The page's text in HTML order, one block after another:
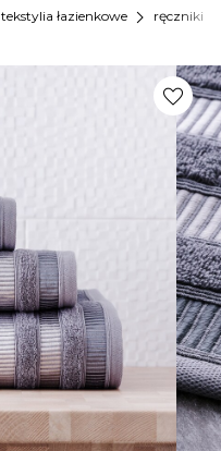
tekstylia łazienkowe chevron_right ręczniki
favorite